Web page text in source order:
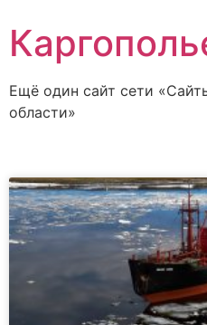
Ещё один сайт сети
области»